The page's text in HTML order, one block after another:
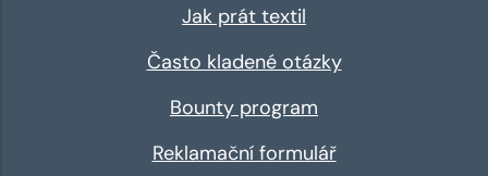
Jak prát textil
Často kladené otázky
Bounty program
Reklamační formulář